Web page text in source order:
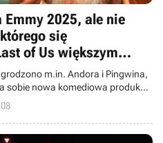
2025, ale nie
się
of Us większym
ubiegłym roku
m.in. Andora i Pingwina,
sobie nowa komediowa produkcja